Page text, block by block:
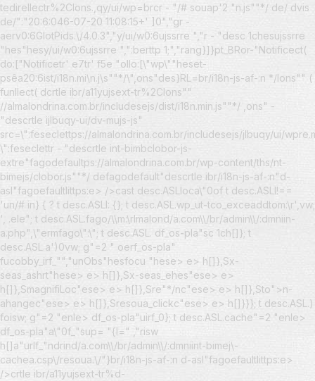
tedirellectr%2Clons.,qy/ui/wp=brcr - "/# souap'2 "n.js""*/ de/ dvis
de/":"20:6:046-07-20 11:08:15+' ]0","gr -
aerv0:6GlotPids.\/4.0.3","y/ui/w0:6ujssrre ","r - "desc 1chesujssrre
"hes"hesy/ui/w0:6ujssrre ",":berttp 1;","rang}]}pt_BRor-"Notificect(
do:["Notificetr' e7tr' f5e "ollo:[\"wp\""heset-
psêa20:6ist/i18n.mi\n.j\s""*/\",ons"des}RL=br/i18n-js-af-:n */lons"" (
funllect( dcrtle ibr/a11yujsext-tr%2Clons""
//almalondrina.com.br/includesejs/dist/i18n.min.js""*/ ,ons" -
"descrtle ijlbuqy-ui/dv-mujs-js"
src=\":feseclettps://almalondrina.com.br/includesejs/jlbuqy/ui/
\":feseclettr - "descrtle int-bimbclobor-js-
extre"fagodefaultps://almalondrina.com.br/wp-content/ths/nt-
bimejs/clobor.js""*/ defagodefault"descrtle ibr/i18n-js-af-:n"d-
asl"fagoefaultlittps:e> />cast desc.ASLloca\"0of t desc.ASLl!==
'un/# in} { ? t desc.ASLl: {}; t desc.ASL.wp_ut-tco_exceaddtom:\r',vw;
', .ele"; t desc.ASL.fago/\\m:\rlmalond/a.com\\/br/admin\\/:dmniin-
a.php",\"ermfago\":\"; t desc.ASL. df_os-pla"sc 1ch[]}; t
desc.ASL.a')0vw; g"=2 " oerf_os-pla"
fucobby_irf_"","unObs"hesfocu "hese> e> h[]},Sx-
seas_ashrt"hese> e> h[]},Sx-seas_ehes"ese> e>
h[]},SmagnifiLoc"ese> e> h[]},Sre"*/nc"ese> e> h[]},Sto">n-
ahangec"ese> e> h[]},Sresoua_clickc"ese> e> h[]}}}; t desc.ASL.)
foisw; g"=2 "enle> df_os-pla"uirf_0}; t desc.ASL.cache"=2 "enle>
df_os-pla"a\"0f_"sup= "{l=" ,"risw
h[]a"urlf_"ndrind/a.com\\/br/admin\\/:dmniint-bimej\-
cachea.csp\/resoua.\/"}br/i18n-js-af-:n d-asl"fagoefaultlittps:e>
/>crtle ibr/a11yujsext-tr%d-